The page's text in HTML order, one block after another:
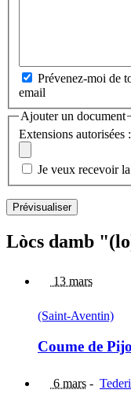
Prévenez-moi de
email
Ajouter un document
Extensions autorisées
Je veux recevoir
Lòcs damb
13 mars
(Saint-Aventin)
Coume de
6 mars -